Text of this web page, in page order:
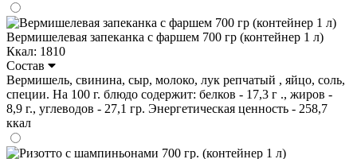
Вермишелевая запеканка с фаршем 700 гр (контейнер 1 л)
Ккал: 1810
Состав
Вермишель, свинина, сыр, молоко, лук репчатый , яйцо, соль,
специи. На 100 г. блюдо содержит: белков - 17,3 г ., жиров -
8,9 г., углеводов - 27,1 гр. Энергетическая ценность - 258,7
ккал